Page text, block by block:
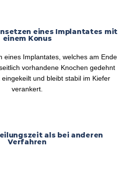
eines Implantates mit
einem Konus
eines Implantates, welches am Ende
vorhandene Knochen gedehnt
und bleibt stabil im Kiefer
verankert.
als bei anderen
Verfahren